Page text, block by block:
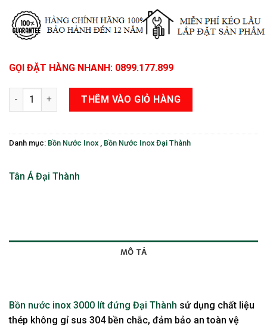
GỌI ĐẶT HÀNG NHANH: 0899.177.899
Bồn Nước Inox 3000 Lít Đứng Đại Thành số lượng
THÊM VÀO GIỎ HÀNG
Danh mục: Bồn Nước Inox Bồn Nước Inox Đại Thành
Tân Á Đại Thành
MÔ TẢ
Bồn nước inox 3000 lít đứng Đại Thành sử dụng chất liệu
thép không gỉ sus 304 bền chắc, đảm bảo an toàn vệ